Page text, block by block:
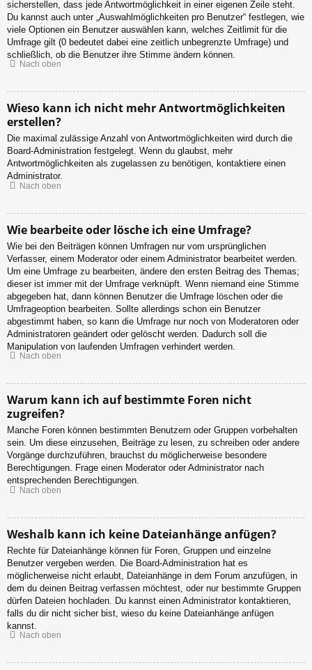
sicherstellen, dass jede Antwortmöglichkeit in einer eigenen Zeile steht.
Du kannst auch unter „Auswahlmöglichkeiten pro Benutzer“ festlegen, wie
viele Optionen ein Benutzer auswählen kann, welches Zeitlimit für die
Umfrage gilt (0 bedeutet dabei eine zeitlich unbegrenzte Umfrage) und
schließlich, ob die Benutzer ihre Stimme ändern können.
Nach oben
Wieso kann ich nicht mehr Antwortmöglichkeiten
erstellen?
Die maximal zulässige Anzahl von Antwortmöglichkeiten wird durch die
Board-Administration festgelegt. Wenn du glaubst, mehr
Antwortmöglichkeiten als zugelassen zu benötigen, kontaktiere einen
Administrator.
Nach oben
Wie bearbeite oder lösche ich eine Umfrage?
Wie bei den Beiträgen können Umfragen nur vom ursprünglichen
Verfasser, einem Moderator oder einem Administrator bearbeitet werden.
Um eine Umfrage zu bearbeiten, ändere den ersten Beitrag des Themas;
dieser ist immer mit der Umfrage verknüpft. Wenn niemand eine Stimme
abgegeben hat, dann können Benutzer die Umfrage löschen oder die
Umfrageoption bearbeiten. Sollte allerdings schon ein Benutzer
abgestimmt haben, so kann die Umfrage nur noch von Moderatoren oder
Administratoren geändert oder gelöscht werden. Dadurch soll die
Manipulation von laufenden Umfragen verhindert werden.
Nach oben
Warum kann ich auf bestimmte Foren nicht
zugreifen?
Manche Foren können bestimmten Benutzern oder Gruppen vorbehalten
sein. Um diese einzusehen, Beiträge zu lesen, zu schreiben oder andere
Vorgänge durchzuführen, brauchst du möglicherweise besondere
Berechtigungen. Frage einen Moderator oder Administrator nach
entsprechenden Berechtigungen.
Nach oben
Weshalb kann ich keine Dateianhänge anfügen?
Rechte für Dateianhänge können für Foren, Gruppen und einzelne
Benutzer vergeben werden. Die Board-Administration hat es
möglicherweise nicht erlaubt, Dateianhänge in dem Forum anzufügen, in
dem du deinen Beitrag verfassen möchtest, oder nur bestimmte Gruppen
dürfen Dateien hochladen. Du kannst einen Administrator kontaktieren,
falls du dir nicht sicher bist, wieso du keine Dateianhänge anfügen
kannst.
Nach oben